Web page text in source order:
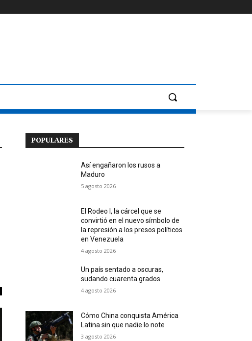
POPULARES
Así engañaron los rusos a
Maduro
5 agosto 2026
El Rodeo I, la cárcel que se
convirtió en el nuevo símbolo de
la represión a los presos políticos
en Venezuela
4 agosto 2026
Un país sentado a oscuras,
sudando cuarenta grados
4 agosto 2026
Cómo China conquista América
Latina sin que nadie lo note
3 agosto 2026